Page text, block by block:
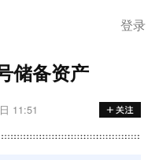
登录
储备资产
11:51